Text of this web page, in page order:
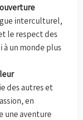
interculturel,
le respect des
un monde plus
des autres et
en
une aventure